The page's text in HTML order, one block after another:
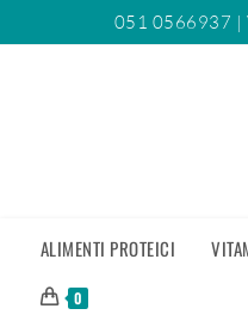
051 0566937 |
ALIMENTI PROTEICI
0